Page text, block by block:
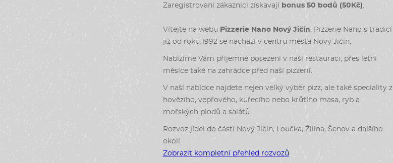
Zaregistrovaní zákazníci získavají bonus 50 bodů (50Kč)
Vítejte na webu Pizzerie Nano Nový Jičín . Pizzerie Nano s tradicí
již od roku 1992 se nachází v centru města Nový Jičín.
Nabízíme Vám příjemné posezení v naší restauraci, přes letní
měsíce také na zahrádce před naší pizzerií.
V naší nabídce najdete nejen velký výběr pizz, ale také speciality z
hovězího, vepřového, kuřecího nebo krůtího masa, ryb a
mořských plodů a salátů.
Rozvoz jídel do částí Nový Jičín, Loučka, Žilina, Šenov a dalšího
okolí.
Zobrazit kompletní přehled rozvozů